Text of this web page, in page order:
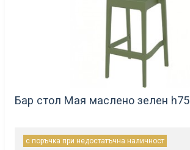
Бар стол Мая маслено зелен h75
с поръчка при недостатъчна наличност